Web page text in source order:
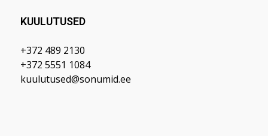
KUULUTUSED
+372 489 2130
+372 5551 1084
kuulutused@sonumid.ee